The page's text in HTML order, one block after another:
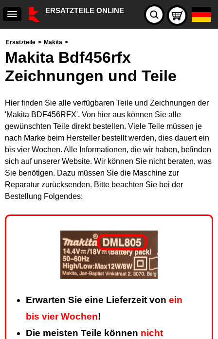
ERSATZTEILE ONLINE
Ersatzteile > Makita >
Makita Bdf456rfx
Zeichnungen und Teile
Hier finden Sie alle verfügbaren Teile und Zeichnungen der
'Makita BDF456RFX'. Von hier aus können Sie alle
gewünschten Teile direkt bestellen. Viele Teile müssen je
nach Marke beim Hersteller bestellt werden, dies dauert ein
bis vier Wochen. Alle Informationen, die wir haben, befinden
sich auf unserer Website. Wir können Sie nicht beraten, was
Sie benötigen. Dazu müssen Sie die Maschine zur
Reparatur zurücksenden. Bitte beachten Sie bei der
Bestellung Folgendes:
Erwarten Sie eine Lieferzeit von ein
bis vier Wochen!
Die meisten Teile können nicht